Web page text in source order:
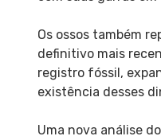
Os ossos também
definitivo mais
registro fóssil,
existência desses
Uma nova análise